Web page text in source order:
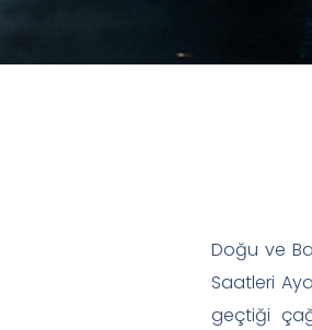
Doğu ve
Saatleri
geçtiği